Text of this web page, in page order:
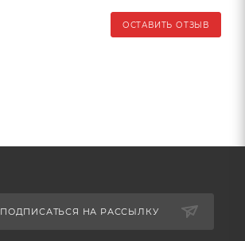
ОСТАВИТЬ ОТЗЫВ
ПОДПИСАТЬСЯ НА РАССЫЛКУ